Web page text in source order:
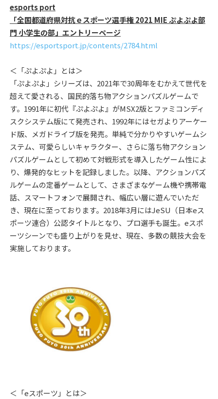
esports port
「全国都道府県対抗ｅスポーツ選手権 2021 MIE ぷよぷよ部
門 小学生の部」エントリーページ
https://esportsport.jp/contents/2784.html
＜「ぷよぷよ」とは＞
「ぷよぷよ」シリーズは、2021年で30周年をむかえて世代を
超えて愛される、国民的落ち物アクションパズルゲームで
す。1991年に初代『ぷよぷよ』がMSX2版とファミコンディ
スクシステム版にて発売され、1992年にはセガよりアーケー
ド版、メガドライブ版を発売。単純で分かりやすいゲームシ
ステム、可愛らしいキャラクター、さらに落ち物アクション
パズルゲームとして初めて対戦形式を導入したゲーム性によ
り、爆発的なヒットを記録しました。以降、アクションパズ
ルゲームの定番ゲームとして、さまざまなゲーム機や携帯電
話、スマートフォンで展開され、幅広い層に遊んでいただ
き、現在に至っております。2018年3月にはJeSU（日本eス
ポーツ連合）公認タイトルとなり、プロ選手も誕生。eスポ
ーツシーンでも盛り上がりを見せ、現在、多数の競技大会を
実施しております。
＜「eスポーツ」とは＞